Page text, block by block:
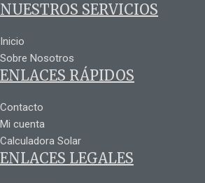
NUESTROS SERVICIOS
Inicio
Sobre Nosotros
ENLACES RÁPIDOS
Contacto
Mi cuenta
Calculadora Solar
ENLACES LEGALES